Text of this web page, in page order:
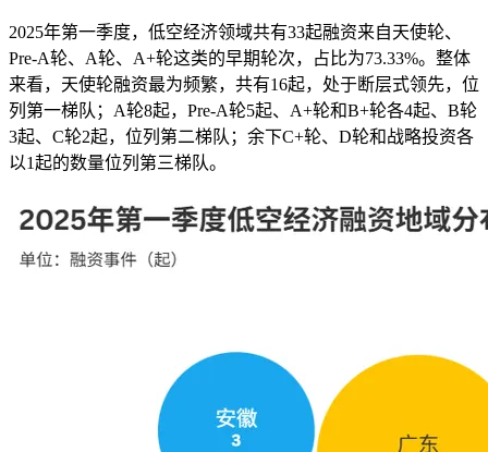
2025年第一季度，低空经济领域共有33起融资来自天使轮、
Pre-A轮、A轮、A+轮这类的早期轮次，占比为73.33%。整体
来看，天使轮融资最为频繁，共有16起，处于断层式领先，位
列第一梯队；A轮8起，Pre-A轮5起、A+轮和B+轮各4起、B轮
3起、C轮2起，位列第二梯队；余下C+轮、D轮和战略投资各
以1起的数量位列第三梯队。